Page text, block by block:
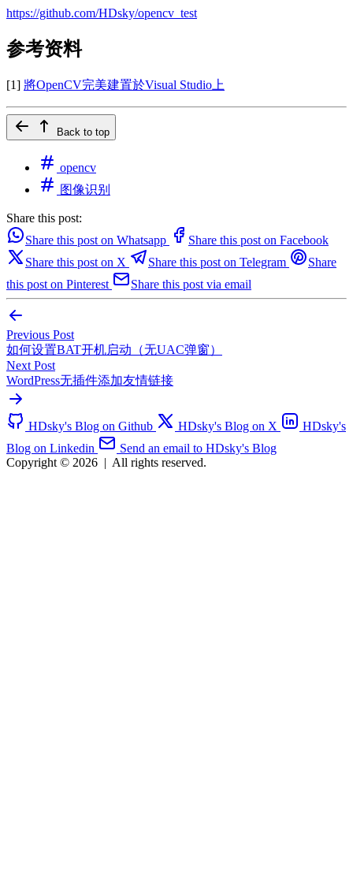
https://github.com/HDsky/opencv_test
参考资料
[1] 將OpenCV完美建置於Visual Studio上
Back to top
opencv
图像识别
Share this post:
Share this post on Whatsapp
Share this post on Facebook
Share this post on X
Share this post on Telegram
Share
this post on Pinterest
Share this post via email
Previous Post
如何设置BAT开机启动（无UAC弹窗）
Next Post
WordPress无插件添加友情链接
HDsky's Blog on Github HDsky's Blog on X
HDsky's
Blog on Linkedin
Send an email to HDsky's Blog
Copyright © 2026 | All rights reserved.